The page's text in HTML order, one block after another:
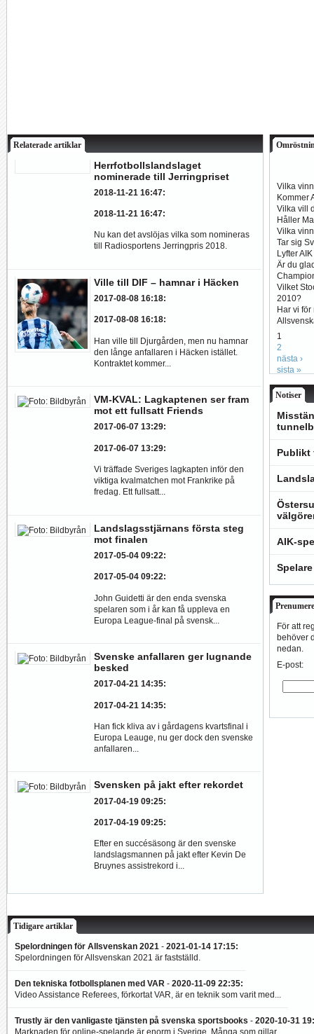
Relaterade artiklar
Herrfotbollslandslaget
nominerade till Jerringpriset
2018-11-21 16:47:
2018-11-21 16:47:
Nu kan det avslöjas vilka som nomineras
till Radiosportens Jerringpris 2018.
Ville till DIF – hamnar i Häcken
2017-08-08 16:18:
2017-08-08 16:18:
Han ville till Djurgården, men nu hamnar
den långe anfallaren i Häcken istället.
Kontraktet kommer...
VM-KVAL: Lagkaptenen ser fram
mot ett fullsatt Friends
2017-06-07 13:29:
2017-06-07 13:29:
Vi träffade Sveriges lagkapten inför den
viktiga kvalmatchen mot Frankrike på
fredag. Ett fullsatt...
Landslagsstjärnans första steg
mot finalen
2017-05-04 09:22:
2017-05-04 09:22:
John Guidetti är den enda svenska
spelaren som i år kan få uppleva en
Europa League-final på svensk...
Svenske anfallaren ger lugnande
besked
2017-04-21 14:35:
2017-04-21 14:35:
Han fick kliva av i gårdagens kvartsfinal i
Europa Leauge, nu ger dock den svenske
anfallaren...
Svensken på jakt efter rekordet
2017-04-19 09:25:
2017-04-19 09:25:
Efter en succésäsong är den svenske
landslagsmannen på jakt efter Kevin De
Bruynes assistrekord i...
Vilka
Kommer
Vilka vill
Håller
Vilka
Tar sig
Lyfter
Är du
Vilket
2010?
Har vi
1
2
nästa ›
sista »
Notiser
Publikt
AIK-
För att
behöver
nedan.
E-post:
Tidigare artiklar
Spelordningen för Allsvenskan 2021 - 2021-01-14 17:15:
Spelordningen för Allsvenskan 2021 är fastställd.
Den tekniska fotbollsplanen med VAR - 2020-11-09 22:35:
Video Assistance Referees, förkortat VAR, är en teknik som varit med...
Trustly är den vanligaste tjänsten på svenska sportsbooks - 2020-10-31
Marknaden för online-spelande är enorm i Sverige. Många som gillar...